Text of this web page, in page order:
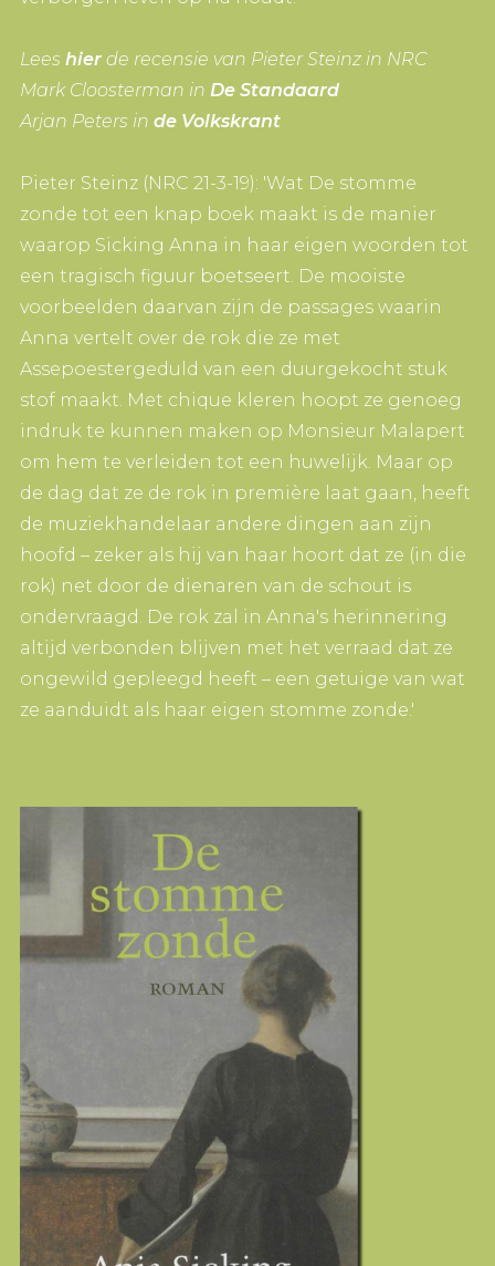
Lees hierde recensie van Pieter Steinz in NRC
Mark Cloosterman in De Standaard
Arjan Peters in de Volkskrant
Pieter Steinz (NRC 21-3-19): 'Wat De stomme
zonde tot een knap boek maakt is de manier
waarop Sicking Anna in haar eigen woorden tot
een tragisch figuur boetseert. De mooiste
voorbeelden daarvan zijn de passages waarin
Anna vertelt over de rok die ze met
Assepoestergeduld van een duurgekocht stuk
stof maakt. Met chique kleren hoopt ze genoeg
indruk te kunnen maken op Monsieur Malapert
om hem te verleiden tot een huwelijk. Maar op
de dag dat ze de rok in première laat gaan, heeft
de muziekhandelaar andere dingen aan zijn
hoofd – zeker als hij van haar hoort dat ze (in die
rok) net door de dienaren van de schout is
ondervraagd. De rok zal in Anna's herinnering
altijd verbonden blijven met het verraad dat ze
ongewild gepleegd heeft – een getuige van wat
ze aanduidt als haar eigen stomme zonde.'